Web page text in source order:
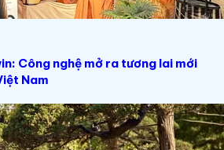
Công nghệ mở ra tương lai mới
Nam